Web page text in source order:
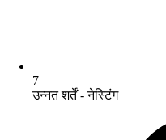
7
उन्नत शर्तें - नेस्टिंग